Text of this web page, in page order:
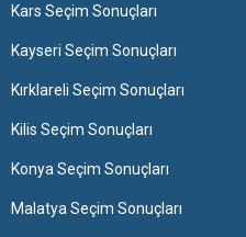
Kars Seçim Sonuçları
Kayseri Seçim Sonuçları
Kırklareli Seçim Sonuçları
Kilis Seçim Sonuçları
Konya Seçim Sonuçları
Malatya Seçim Sonuçları